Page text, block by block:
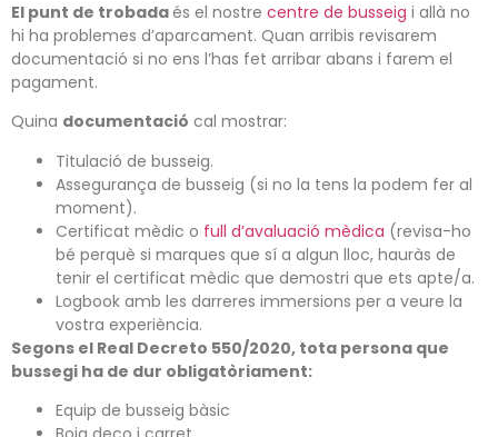
El punt de trobadaés el nostre centre de busseig i allà no
hi ha problemes d’aparcament. Quan arribis revisarem
documentació si no ens l’has fet arribar abans i farem el
pagament.
Quina documentació cal mostrar:
Titulació de busseig.
Assegurança de busseig (si no la tens la podem fer al
moment).
Certificat mèdic o full d’avaluació mèdica (revisa-ho
bé perquè si marques que sí a algun lloc, hauràs de
tenir el certificat mèdic que demostri que ets apte/a.
Logbook amb les darreres immersions per a veure la
vostra experiència.
Segons el Real Decreto 550/2020, tota persona que
bussegi ha de dur obligatòriament:
Equip de busseig bàsic